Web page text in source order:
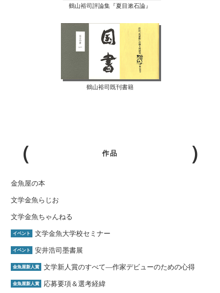
鶴山裕司評論集『夏目漱石論』
鶴山裕司既刊書籍
作品
金魚屋の本
文学金魚らじお
文学金魚ちゃんねる
イベント 文学金魚大学校セミナー
イベント 安井浩司墨書展
金魚屋新人賞 文学新人賞のすべて―作家デビューのための心得
金魚屋新人賞 応募要項＆選考経緯